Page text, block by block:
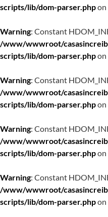
scripts/lib/dom-parser.phpon
Warning: Constant
/www/wwwroot/
scripts/lib/dom-parser.phpon
Warning: Constant
/www/wwwroot/
scripts/lib/dom-parser.phpon
Warning: Constant
/www/wwwroot/
scripts/lib/dom-parser.phpon
Warning: Constant
/www/wwwroot/
scripts/lib/dom-parser.phpon